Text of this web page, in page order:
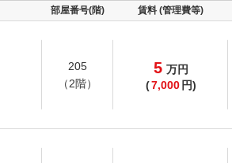
部屋番号(階) 賃料 (管理費等)
205
（2階）
5 万円
(7,000 円)